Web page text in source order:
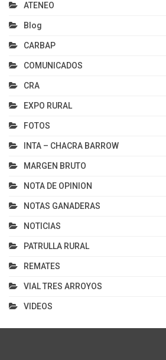
ATENEO
Blog
CARBAP
COMUNICADOS
CRA
EXPO RURAL
FOTOS
INTA – CHACRA BARROW
MARGEN BRUTO
NOTA DE OPINION
NOTAS GANADERAS
NOTICIAS
PATRULLA RURAL
REMATES
VIAL TRES ARROYOS
VIDEOS